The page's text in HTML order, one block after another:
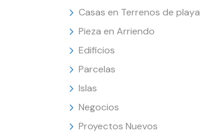
Casas en Terrenos de playa
Pieza en Arriendo
Edificios
Parcelas
Islas
Negocios
Proyectos Nuevos